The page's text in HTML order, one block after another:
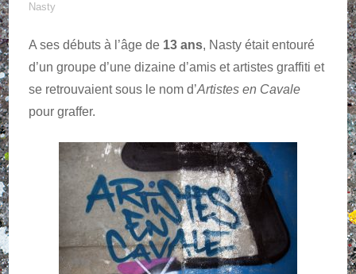
Nasty
A ses débuts à l’âge de 13 ans, Nasty était entouré
d’un groupe d’une dizaine d’amis et artistes graffiti et
se retrouvaient sous le nom d’Artistes en Cavale
pour graffer.